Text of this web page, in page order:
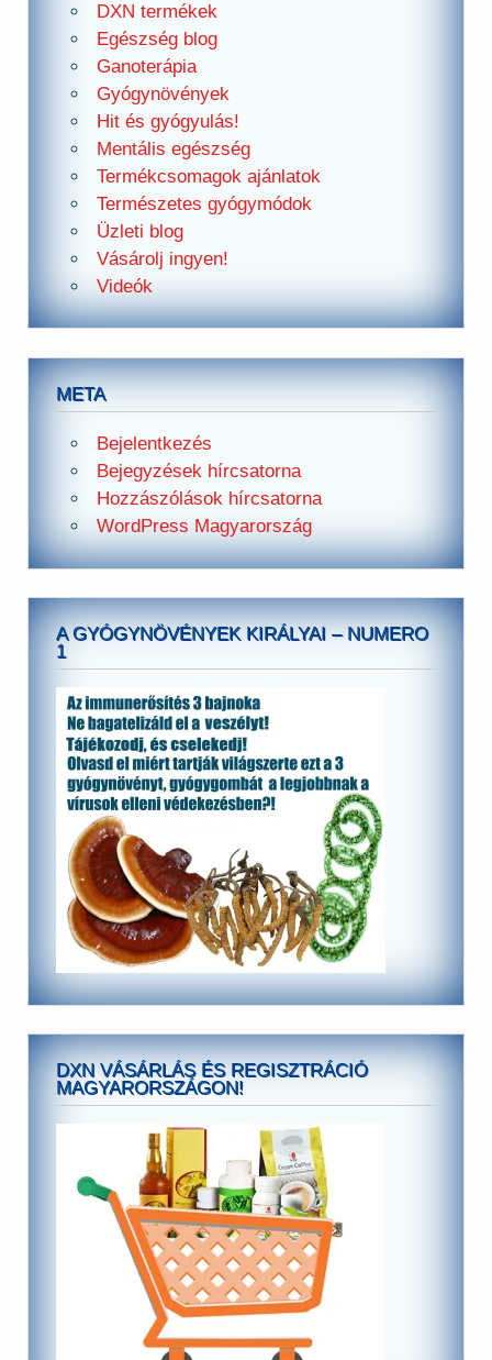
DXN termékek
Egészség blog
Ganoterápia
Gyógynövények
Hit és gyógyulás!
Mentális egészség
Termékcsomagok ajánlatok
Természetes gyógymódok
Üzleti blog
Vásárolj ingyen!
Videók
META
Bejelentkezés
Bejegyzések hírcsatorna
Hozzászólások hírcsatorna
WordPress Magyarország
A GYÓGYNÖVÉNYEK KIRÁLYAI – NUMERO
1
DXN VÁSÁRLÁS ÉS REGISZTRÁCIÓ
MAGYARORSZÁGON!